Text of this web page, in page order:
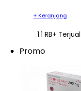
+ Keranjang
1.1 RB+ Terjual
Promo